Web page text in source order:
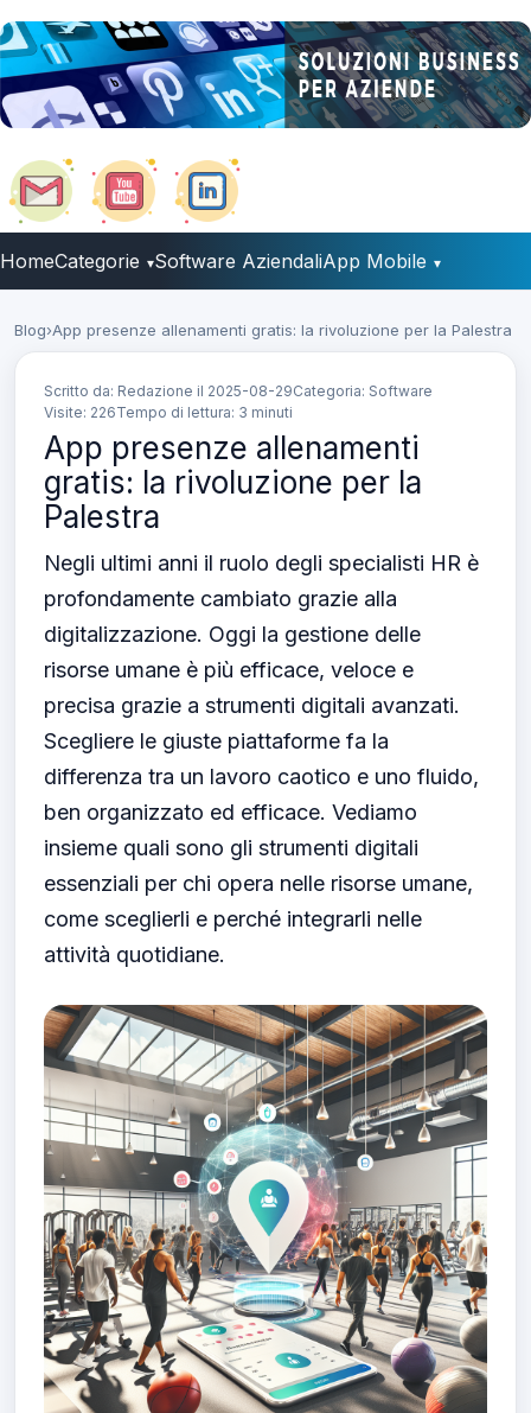
HomeCategorie Software AziendaliApp Mobile
Blog›App presenze allenamenti gratis: la rivoluzione per la Palestra
Scritto da: Redazione il 2025-08-29Categoria: Software
Visite: 226Tempo di lettura: 3 minuti
App presenze allenamenti
gratis: la rivoluzione per la
Palestra
Negli ultimi anni il ruolo degli specialisti HR è
profondamente cambiato grazie alla
digitalizzazione. Oggi la gestione delle
risorse umane è più efficace, veloce e
precisa grazie a strumenti digitali avanzati.
Scegliere le giuste piattaforme fa la
differenza tra un lavoro caotico e uno fluido,
ben organizzato ed efficace. Vediamo
insieme quali sono gli strumenti digitali
essenziali per chi opera nelle risorse umane,
come sceglierli e perché integrarli nelle
attività quotidiane.